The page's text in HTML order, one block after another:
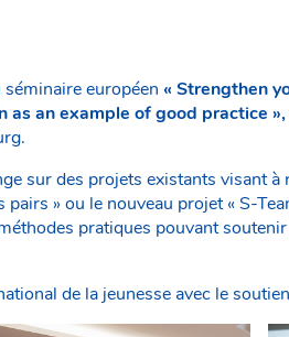
européen « Strengthen
an example of good practice »,
sur des projets existants visant
» ou le nouveau projet « S-
pratiques pouvant
de la jeunesse avec le